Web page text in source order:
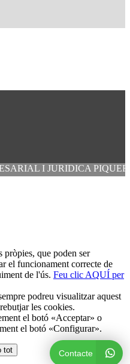
I JURIDICA PIQUERAS
que poden ser
el funcionament correcte de
de l'ús. Feu clic AQUÍ per
podreu visualitzar aquest
les cookies.
el botó «Acceptar» o
el botó «Configurar».
tot Contacte